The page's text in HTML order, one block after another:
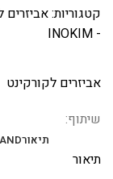
קטגוריות:
- INOKIM
אביזרים לקורקינט
שיתוף:
תיאור
תיאור